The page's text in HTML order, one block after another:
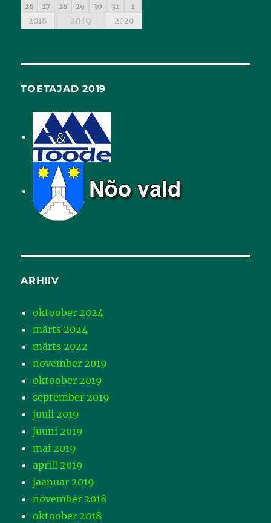
26 27 28 29 30 31 1
2018 2019 2020
TOETAJAD 2019
ARHIIV
oktoober 2024
märts 2024
märts 2022
november 2019
oktoober 2019
september 2019
juuli 2019
juuni 2019
mai 2019
aprill 2019
jaanuar 2019
november 2018
oktoober 2018